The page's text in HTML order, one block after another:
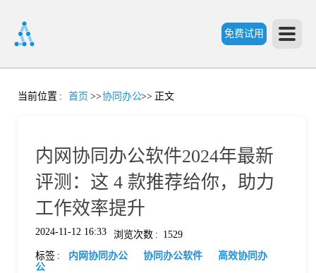
免费试用
首
当前位置 : 首页 >>协同办公>> 正文
内网协同办公软件2024年最新
评测：这 4 款推荐给你，助力
工作效率提升
2024-11-12 16:33 浏览次数 : 1529
标签 : 内网协同办公 协同办公软件
高效协同办
公